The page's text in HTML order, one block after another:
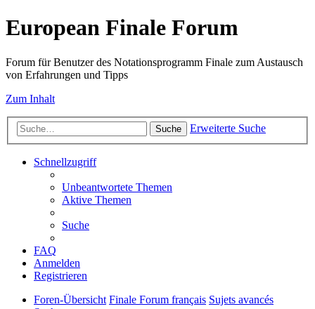
European Finale Forum
Forum für Benutzer des Notationsprogramm Finale zum Austausch
von Erfahrungen und Tipps
Zum Inhalt
Suche Erweiterte Suche
Schnellzugriff
Unbeantwortete Themen
Aktive Themen
Suche
FAQ
Anmelden
Registrieren
Foren-Übersicht Finale Forum français Sujets avancés